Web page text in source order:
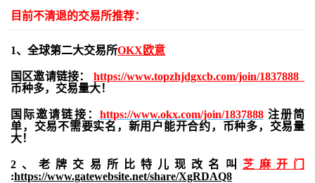
目前不清退的交易所推荐：
1、全球第二大交易所OKX欧意
国区邀请链接： https://www.topzhjdgxcb.com/join/1837888
币种多，交易量大！
国际邀请链接： https://www.okx.com/join/1837888注册简
单，交易不需要实名，新用户能开合约， 币种多，交易量
大！
2、老牌交易所比特儿现改名叫 芝麻开门
:https://www.gatewebsite.net/share/XgRDAQ8